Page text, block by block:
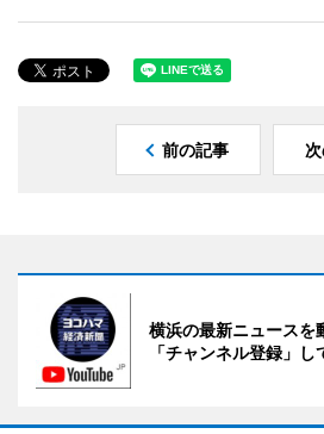
前の記事
横浜の最新ニュースを
「チャンネル登録」